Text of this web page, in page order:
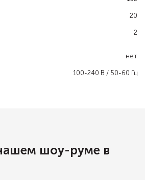
20
2
нет
100-240 В / 50-60 Гц
шоу-руме в